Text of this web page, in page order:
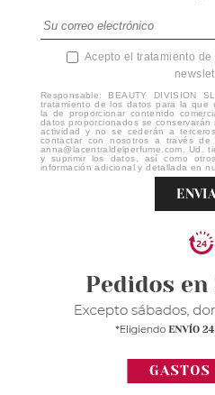
Acepto el tratamiento
Responsable: BEAUTY DIVISION
tratamiento de los datos para la que
la de proporcionar contenido
datos proporcionados se
actividad y no se cederán a
contactar con nosotros a través de
anna@lacentraldelperfume.com. Ud.
y suprimir los datos, así como
información adicional y detallada en